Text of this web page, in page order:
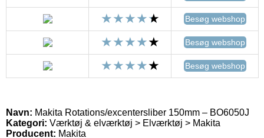
Besøg webshop
Besøg webshop
Besøg webshop
Navn: Makita Rotations/excentersliber 150mm – BO6050J
Kategori: Værktøj & elværktøj > Elværktøj > Makita
Producent: Makita